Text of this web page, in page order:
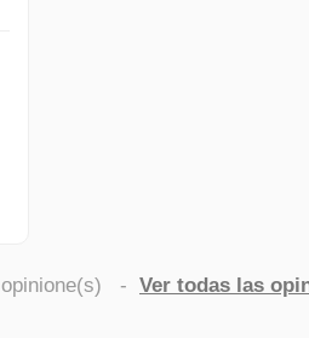
opinione(s) - Ver todas las